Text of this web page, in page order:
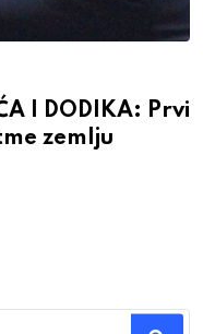
I DODIKA: Prvi
zemlju